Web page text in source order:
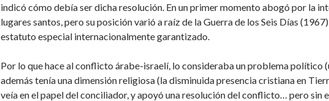
indicó cómo debía ser dicha resolución. En un primer momento abogó por la
lugares santos, pero su posición varió a raíz de la Guerra de los Seis Días
estatuto especial internacionalmente garantizado.
Por lo que hace al conflicto árabe-israelí, lo consideraba un problema político
además tenía una dimensión religiosa (la disminuida presencia cristiana en
veía en el papel del conciliador, y apoyó una resolución del conflicto… pero sin